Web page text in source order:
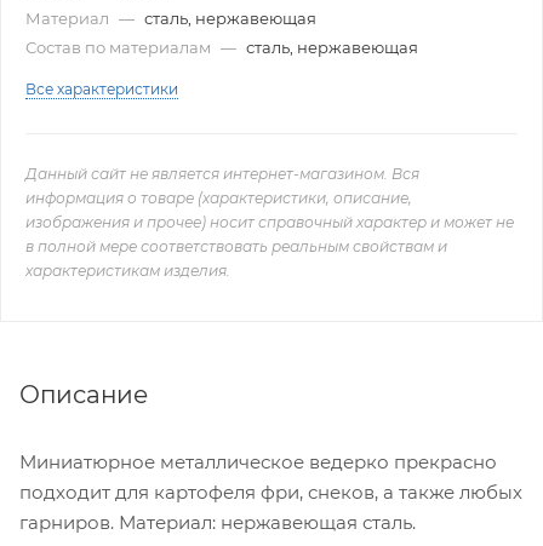
Материал — сталь, нержавеющая
Состав по материалам — сталь, нержавеющая
Все характеристики
Данный сайт не является интернет-магазином. Вся
информация о товаре (характеристики, описание,
изображения и прочее) носит справочный характер и может не
в полной мере соответствовать реальным свойствам и
характеристикам изделия.
Описание
Миниатюрное металлическое ведерко прекрасно
подходит для картофеля фри, снеков, а также любых
гарниров. Материал: нержавеющая сталь.